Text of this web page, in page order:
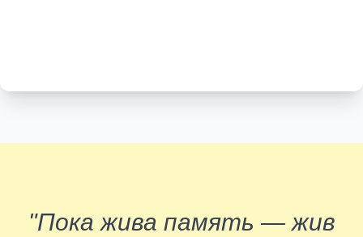
"Пока жива память — жив